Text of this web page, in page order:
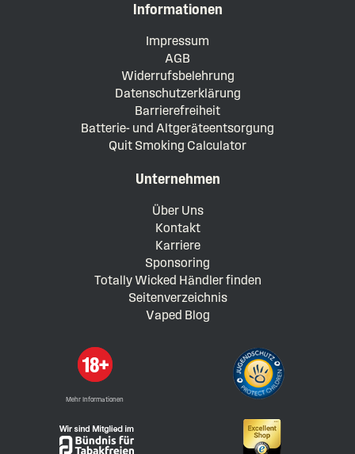
Informationen
Impressum
AGB
Widerrufsbelehrung
Datenschutzerklärung
Barrierefreiheit
Batterie- und Altgeräteentsorgung
Quit Smoking Calculator
Unternehmen
Über Uns
Kontakt
Karriere
Sponsoring
Totally Wicked Händler finden
Seitenverzeichnis
Vaped Blog
Mehr Informationen